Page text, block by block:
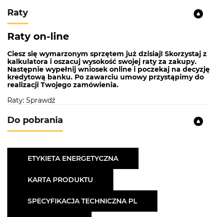
Ta funkcja analizuje wielkość załadunku i dobiera do
niego czas cyklu prania. Dzięki temu pralka zużywa
tylko tyle wody i prądu, ile trzeba, żeby uzyskać
pianypralka samoczynnie rozpozna nadmierną ilość
piany w bębnie i rozpocznie dodatkowy cykl
płukania, aby na tekstyliach nie zostały drobinki
równomierne rozłożenie załadunku
funkcji bęben jeszcze przed cyklem wirowania
wykonuje lekkie ruchy na zmianę w lewo i prawo,
powstawaniu wibracji i przemieszczaniu się pralki po
podłożu. W pralce producent zastosował
programator elektroniczny
precyzyjniejsze ustawienie programu i temperatury
prania. W dodatku taki elektroniczny panel
Raty
Raty on-line
Ciesz się wymarzonym sprzętem już dzisiaj! Skorzystaj z
kalkulatora i oszacuj wysokość swojej raty za zakupy.
Następnie wypełnij wniosek online i poczekaj na decyzję
kredytową banku. Po zawarciu umowy przystąpimy do
realizacji Twojego zamówienia.
Raty: Sprawdź
Do pobrania
ETYKIETA ENERGETYCZNA
KARTA PRODUKTU
SPECYFIKACJA TECHNICZNA PL